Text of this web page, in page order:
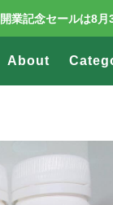
開業記念セールは8月
About